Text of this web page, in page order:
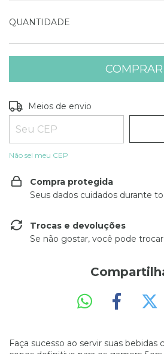
QUANTIDADE
Entregas para o CEP:
Meios de envio
Não sei meu CEP
Compra protegida
Seus dados cuidados durante
Trocas e devoluções
Se não gostar, você pode
Faça sucesso ao servir suas